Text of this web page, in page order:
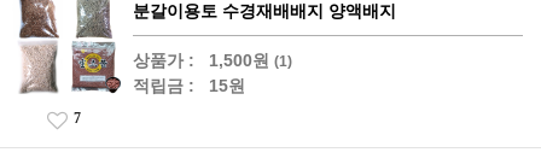
분갈이용토 수경재배배지 양액배지
상품가 : 1,500원 (1)
적립금 : 15원
7